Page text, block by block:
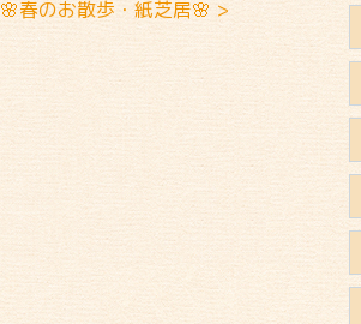
🌸春のお散歩・紙芝居🌸 >